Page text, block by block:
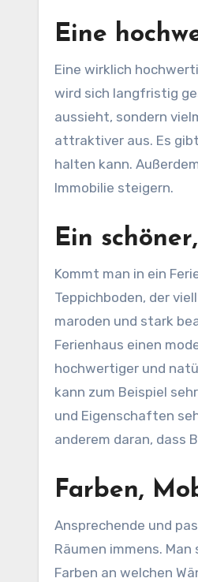
Eine
Eine wirklich
wird sich langfristig
aussieht, sondern
attraktiver aus. Es
halten kann.
Immobilie steigern.
Ein
Kommt man in ein
Teppichboden, der
maroden und stark
Ferienhaus einen
hochwertiger und
kann zum Beispiel
und Eigenschaften
anderem daran, dass
Farben,
Ansprechende und
Räumen immens.
Farben an welchen